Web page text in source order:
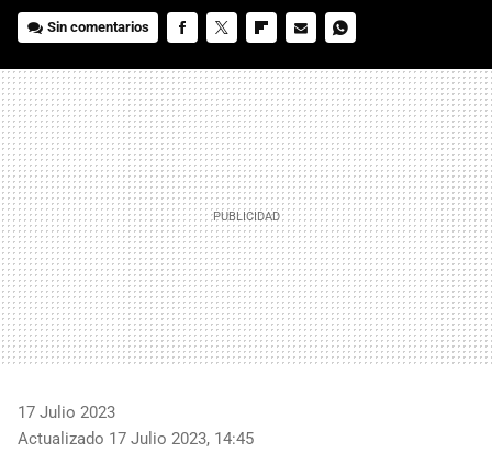
Sin comentarios
MAIL
17 Julio 2023
Actualizado 17 Julio 2023, 14:45